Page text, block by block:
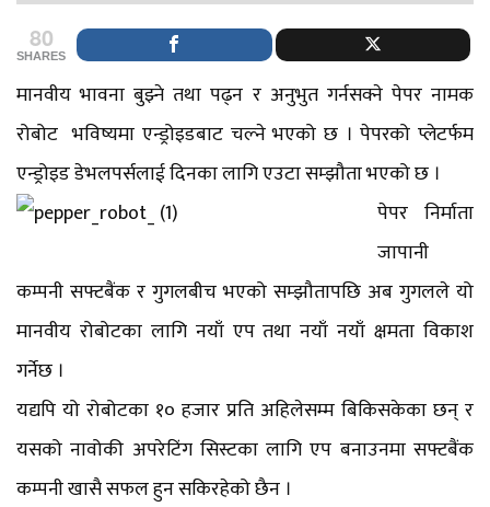
80
SHARES
मानवीय भावना बुझ्ने तथा पढ्न र अनुभुत गर्नसक्ने पेपर नामक
रोबोट भविष्यमा एन्ड्रोइडबाट चल्ने भएको छ । पेपरको प्लेटर्फम
एन्ड्रोइड डेभलपर्सलाई दिनका लागि एउटा सम्झौता भएको छ ।
पेपर निर्माता
जापानी
कम्पनी सफ्टबैंक र गुगलबीच भएको सम्झौतापछि अब गुगलले यो
मानवीय रोबोटका लागि नयाँ एप तथा नयाँ नयाँ क्षमता विकाश
गर्नेछ ।
यद्यपि यो रोबोटका १० हजार प्रति अहिलेसम्म बिकिसकेका छन् र
यसको नावोकी अपरेटिंग सिस्टका लागि एप बनाउनमा सफ्टबैंक
कम्पनी खासै सफल हुन सकिरहेको छैन ।